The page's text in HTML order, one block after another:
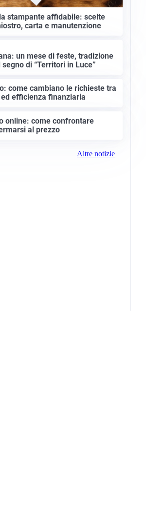
stampante affidabile: scelte
carta e manutenzione
un mese di feste, tradizione
di “Territori in Luce”
come cambiano le richieste tra
efficienza finanziaria
online: come confrontare
al prezzo
Altre notizie